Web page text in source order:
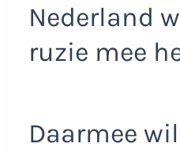
Nederland
ruzie mee
Daarmee